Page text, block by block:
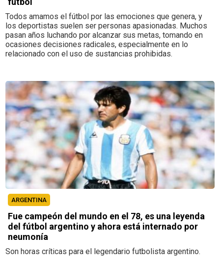
Todos amamos el fútbol por las emociones que genera, y
los deportistas suelen ser personas apasionadas. Muchos
pasan años luchando por alcanzar sus metas, tomando en
ocasiones decisiones radicales, especialmente en lo
relacionado con el uso de sustancias prohibidas.
ARGENTINA
Fue campeón del mundo en el 78, es una leyenda
del fútbol argentino y ahora está internado por
neumonía
Son horas críticas para el legendario futbolista argentino.